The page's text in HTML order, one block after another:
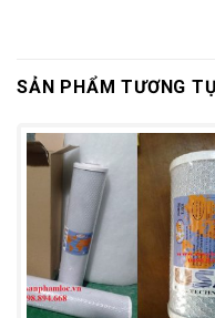
SẢN PHẨM TƯƠNG